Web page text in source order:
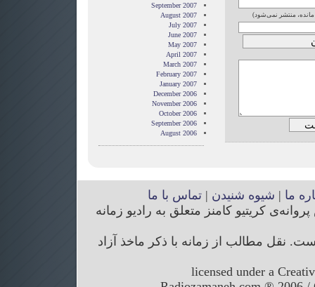
مانده، منتشر نمی‌شود)
September 2007
August 2007
July 2007
June 2007
May 2007
April 2007
March 2007
February 2007
January 2007
December 2006
November 2006
October 2006
September 2006
August 2006
ما | شیوه شنیدن |تماس با ما
کریتیو کامنز متعلق به رادیو زمانه
نقل مطالب از زمانه با ذکر ماخذ آزاد
licensed under a